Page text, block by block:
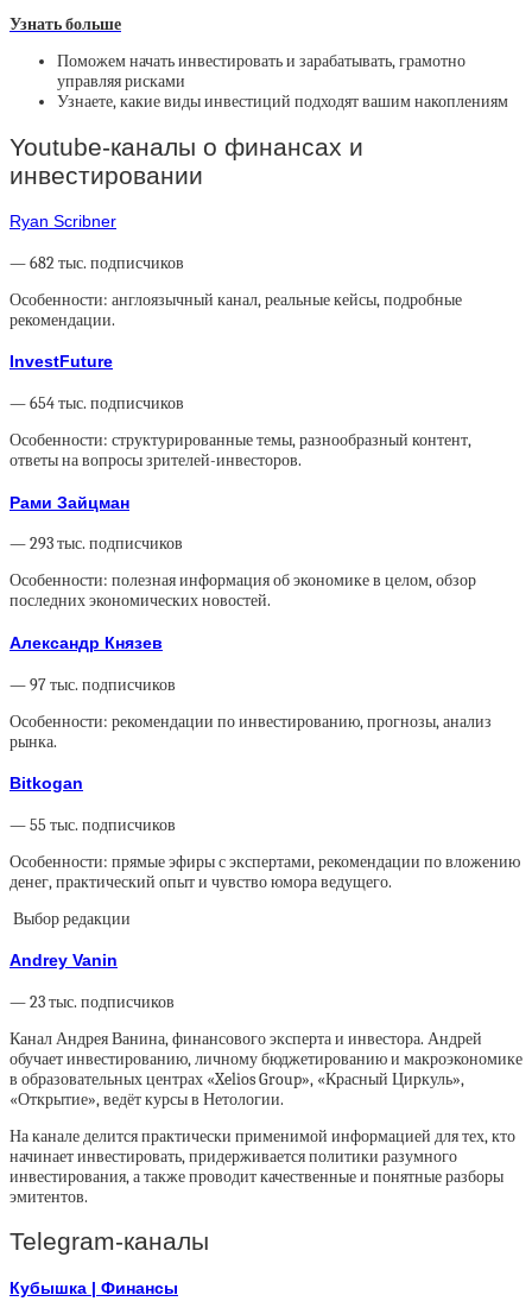
Узнать больше
Поможем начать инвестировать и зарабатывать, грамотно
управляя рисками
Узнаете, какие виды инвестиций подходят вашим накоплениям
Youtube-каналы о финансах и
инвестировании
Ryan Scribner
— 682 тыс. подписчиков
Особенности: англоязычный канал, реальные кейсы, подробные
рекомендации.
InvestFuture
— 654 тыс. подписчиков
Особенности: структурированные темы, разнообразный контент,
ответы на вопросы зрителей-инвесторов.
Рами Зайцман
— 293 тыс. подписчиков
Особенности: полезная информация об экономике в целом, обзор
последних экономических новостей.
Александр Князев
— 97 тыс. подписчиков
Особенности: рекомендации по инвестированию, прогнозы, анализ
рынка.
Bitkogan
— 55 тыс. подписчиков
Особенности: прямые эфиры с экспертами, рекомендации по вложению
денег, практический опыт и чувство юмора ведущего.
Выбор редакции
Andrey Vanin
— 23 тыс. подписчиков
Канал Андрея Ванина, финансового эксперта и инвестора. Андрей
обучает инвестированию, личному бюджетированию и макроэкономике
в образовательных центрах «Xelios Group», «Красный Циркуль»,
«Открытие», ведёт курсы в Нетологии.
На канале делится практически применимой информацией для тех, кто
начинает инвестировать, придерживается политики разумного
инвестирования, а также проводит качественные и понятные разборы
эмитентов.
Telegram-каналы
Кубышка | Финансы